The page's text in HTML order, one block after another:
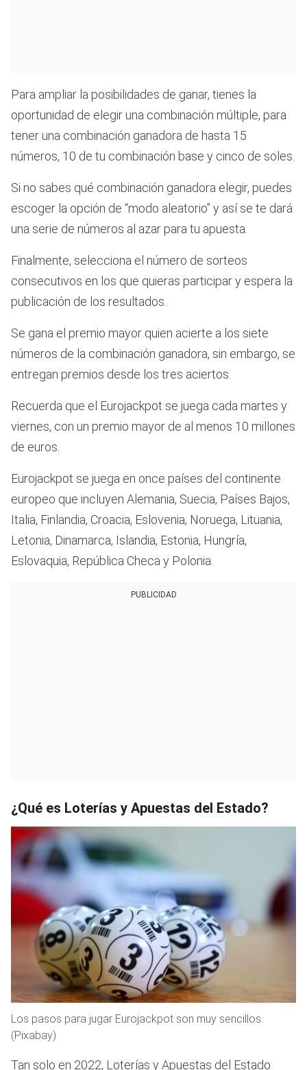
Para ampliar la posibilidades de ganar, tienes la
oportunidad de elegir una combinación múltiple, para
tener una combinación ganadora de hasta 15
números, 10 de tu combinación base y cinco de soles.
Si no sabes qué combinación ganadora elegir, puedes
escoger la opción de “modo aleatorio” y así se te dará
una serie de números al azar para tu apuesta.
Finalmente, selecciona el número de sorteos
consecutivos en los que quieras participar y espera la
publicación de los resultados.
Se gana el premio mayor quien acierte a los siete
números de la combinación ganadora, sin embargo, se
entregan premios desde los tres aciertos.
Recuerda que el Eurojackpot se juega cada martes y
viernes, con un premio mayor de al menos 10 millones
de euros.
Eurojackpot se juega en once países del continente
europeo que incluyen Alemania, Suecia, Países Bajos,
Italia, Finlandia, Croacia, Eslovenia, Noruega, Lituania,
Letonia, Dinamarca, Islandia, Estonia, Hungría,
Eslovaquia, República Checa y Polonia.
PUBLICIDAD
¿Qué es Loterías y Apuestas del Estado?
Los pasos para jugar Eurojackpot son muy sencillos.
(Pixabay)
Tan solo en 2022, Loterías y Apuestas del Estado